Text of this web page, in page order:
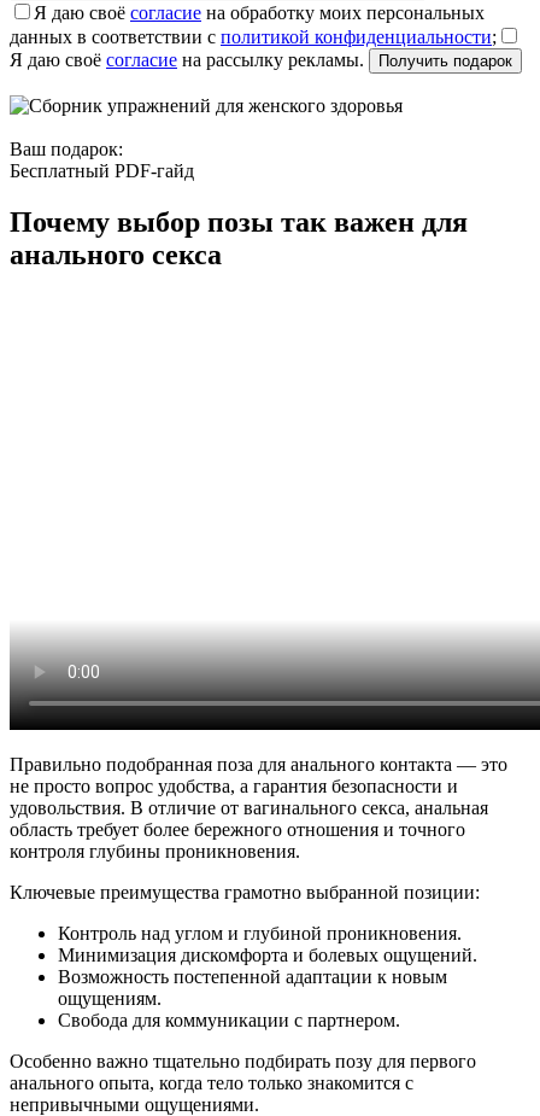
Я даю своё согласие на обработку моих персональных
данных в соответствии с политикой конфиденциальности;
Я даю своё согласие на рассылку рекламы.
Ваш подарок:
Бесплатный PDF-гайд
Почему выбор позы так важен для
анального секса
Правильно подобранная поза для анального контакта — это
не просто вопрос удобства, а гарантия безопасности и
удовольствия. В отличие от вагинального секса, анальная
область требует более бережного отношения и точного
контроля глубины проникновения.
Ключевые преимущества грамотно выбранной позиции:
Контроль над углом и глубиной проникновения.
Минимизация дискомфорта и болевых ощущений.
Возможность постепенной адаптации к новым
ощущениям.
Свобода для коммуникации с партнером.
Особенно важно тщательно подбирать позу для первого
анального опыта, когда тело только знакомится с
непривычными ощущениями.